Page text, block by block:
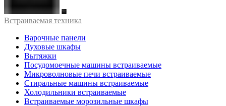
Встраиваемая техника
Варочные панели
Духовые шкафы
Вытяжки
Посудомоечные машины встраиваемые
Микроволновые печи встраиваемые
Стиральные машины встраиваемые
Холодильники встраиваемые
Встраиваемые морозильные шкафы